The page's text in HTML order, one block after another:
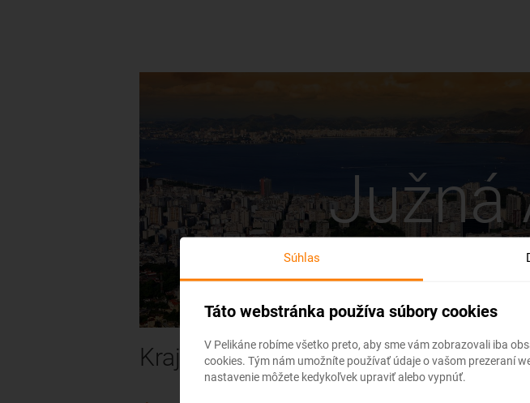
Južná
Krajiny v Južnej Amerike
Súhlas
Táto webstránka používa súbory cookies
V Pelikáne robíme všetko preto, aby sme vám zobrazovali iba
cookies. Tým nám umožníte používať údaje o vašom prezeraní
nastavenie môžete kedykoľvek upraviť alebo vypnúť.